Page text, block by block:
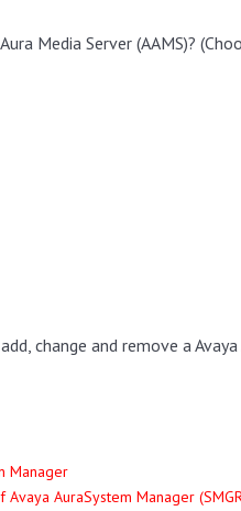
Media Server (AAMS)?
change and remove a
Manager
AuraSystem Manager